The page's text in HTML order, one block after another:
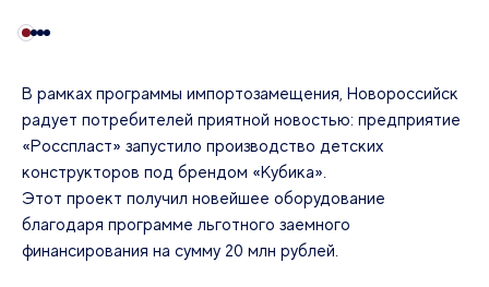
В рамках программы импортозамещения, Новороссийск
радует потребителей приятной новостью: предприятие
«Росспласт» запустило производство детских
конструкторов под брендом «Кубика».
Этот проект получил новейшее оборудование
благодаря программе льготного заемного
финансирования на сумму 20 млн рублей.